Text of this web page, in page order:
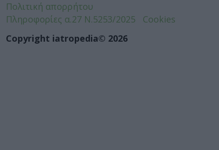
Πολιτική απορρήτου
Πληροφορίες α.27 Ν.5253/2025
Cookies
Copyright iatropedia© 2026